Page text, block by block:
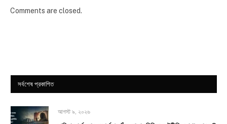
Comments are closed.
সর্বশেষ প্রকাশিত
আগস্ট ৯, ২০২৬